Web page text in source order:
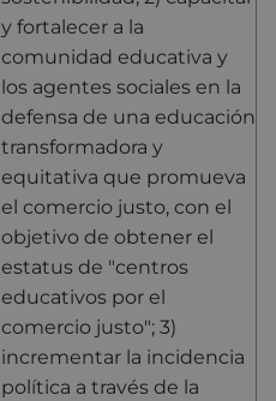
y fortalecer a la
comunidad educativa y
los agentes sociales en la
defensa de una educación
transformadora y
equitativa que promueva
el comercio justo, con el
objetivo de obtener el
estatus de "centros
educativos por el
comercio justo"; 3)
incrementar la incidencia
política a través de la